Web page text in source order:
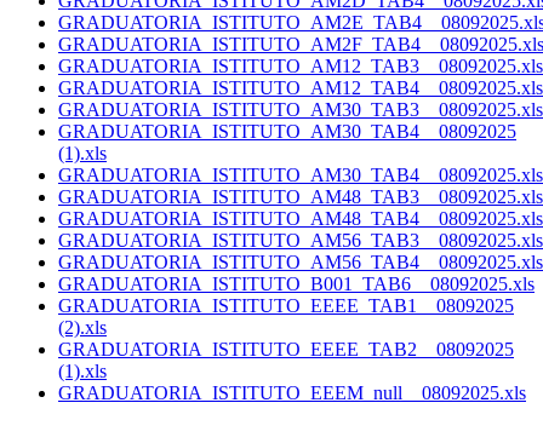
GRADUATORIA_ISTITUTO_AM2F_TAB4__08092025.xls
GRADUATORIA_ISTITUTO_AM12_TAB3__08092025.xls
GRADUATORIA_ISTITUTO_AM12_TAB4__08092025.xls
GRADUATORIA_ISTITUTO_AM30_TAB3__08092025.xls
GRADUATORIA_ISTITUTO_AM30_TAB4__08092025
(1).xls
GRADUATORIA_ISTITUTO_AM30_TAB4__08092025.xls
GRADUATORIA_ISTITUTO_AM48_TAB3__08092025.xls
GRADUATORIA_ISTITUTO_AM48_TAB4__08092025.xls
GRADUATORIA_ISTITUTO_AM56_TAB3__08092025.xls
GRADUATORIA_ISTITUTO_AM56_TAB4__08092025.xls
GRADUATORIA_ISTITUTO_B001_TAB6__08092025.xls
GRADUATORIA_ISTITUTO_EEEE_TAB1__08092025
(2).xls
GRADUATORIA_ISTITUTO_EEEE_TAB2__08092025
(1).xls
GRADUATORIA_ISTITUTO_EEEM_null__08092025.xls